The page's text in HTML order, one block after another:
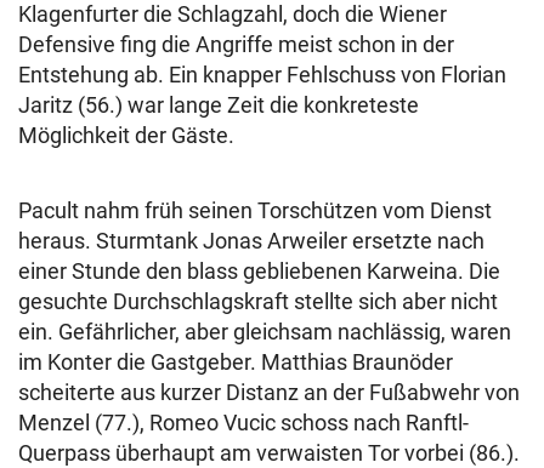
Klagenfurter die Schlagzahl, doch die Wiener
Defensive fing die Angriffe meist schon in der
Entstehung ab. Ein knapper Fehlschuss von Florian
Jaritz (56.) war lange Zeit die konkreteste
Möglichkeit der Gäste.
Pacult nahm früh seinen Torschützen vom Dienst
heraus. Sturmtank Jonas Arweiler ersetzte nach
einer Stunde den blass gebliebenen Karweina. Die
gesuchte Durchschlagskraft stellte sich aber nicht
ein. Gefährlicher, aber gleichsam nachlässig, waren
im Konter die Gastgeber. Matthias Braunöder
scheiterte aus kurzer Distanz an der Fußabwehr von
Menzel (77.), Romeo Vucic schoss nach Ranftl-
Querpass überhaupt am verwaisten Tor vorbei (86.).